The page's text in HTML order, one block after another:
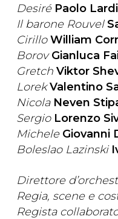
Desiré Paolo
Il barone Rouvel
Cirillo William
BorovGianluca
Gretch Viktor
Lorek Valentino
Nicola Neven
Sergio Lorenzo
Michele Giovanni
Boleslao Lazinski
Direttore
Regia, scene e
Regista